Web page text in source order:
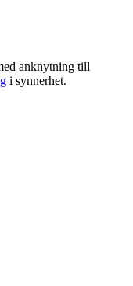
anknytning till
i synnerhet.